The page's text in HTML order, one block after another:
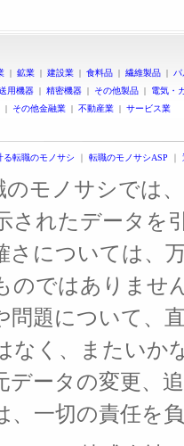
| 鉱業 | 建設業 | 食料品 | 繊維製品 |
用機器 | 精密機器 | その他製品 | 電気・
| その他金融業 | 不動産業 | サービス業
る転職のモノサシ ｜ 転職のモノサシASP ｜
のモノサシでは
されたデータを
さについては、
のではありませ
問題について、
なく、またいか
データの変更、
、一切の責任を